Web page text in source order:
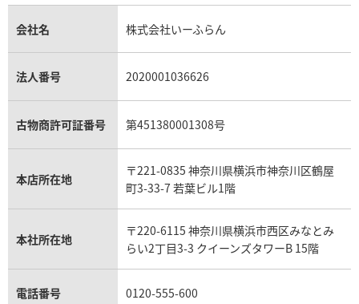
金貨買取
貴金属買取
銀・シルバー買取
パラジウム買取
トパーズ買取
タンザナイト買取
パライバトルマリン買取
キャッツアイ買取
ガーネット買取
アクアマリン買取
パテック フィリップ買取
パテック フィリップノーチラス買取
ヴァシュロン・コンスタンタン買取
オメガ買取
カルティエ買取
フランク ミュラー買取
リシャール・ミル買取
パネライ買取
チューダー（チュードル）買取
シャネル マトラッセ買取
セリーヌ買取
プラダ買取
ショーメ買取
ダミアーニ買取
モーブッサン買取
会社名 株式会社いーふらん
法人番号 2020001036626
古物商許可証番号 第451380001308号
本店所在地
〒221-0835 神奈川県横浜市神奈川区鶴屋
町3-33-7 若葉ビル1階
本社所在地
〒220-6115 神奈川県横浜市西区みなとみ
らい2丁目3-3 クイーンズタワーB 15階
電話番号 0120-555-600